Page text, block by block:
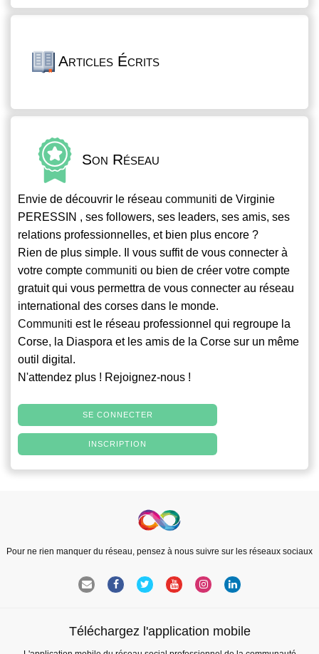
Articles Écrits
Son Réseau
Envie de découvrir le réseau communiti de Virginie
PERESSIN , ses followers, ses leaders, ses amis, ses
relations professionnelles, et bien plus encore ?
Rien de plus simple. Il vous suffit de vous connecter à
votre compte communiti ou bien de créer votre compte
gratuit qui vous permettra de vous connecter au réseau
international des corses dans le monde.
Communiti est le réseau professionnel qui regroupe la
Corse, la Diaspora et les amis de la Corse sur un même
outil digital.
N'attendez plus ! Rejoignez-nous !
SE CONNECTER
INSCRIPTION
Pour ne rien manquer du réseau, pensez à nous suivre sur les réseaux sociaux
Téléchargez l'application mobile